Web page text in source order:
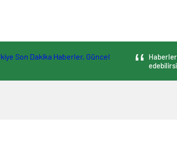
Cebeci bir kez
kapsamında tutuklanan Ela